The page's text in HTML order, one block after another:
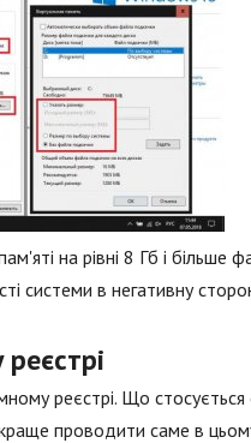
на рівні 8 Гб і більше
системи в негативну
реєстрі. Що
проводити саме в